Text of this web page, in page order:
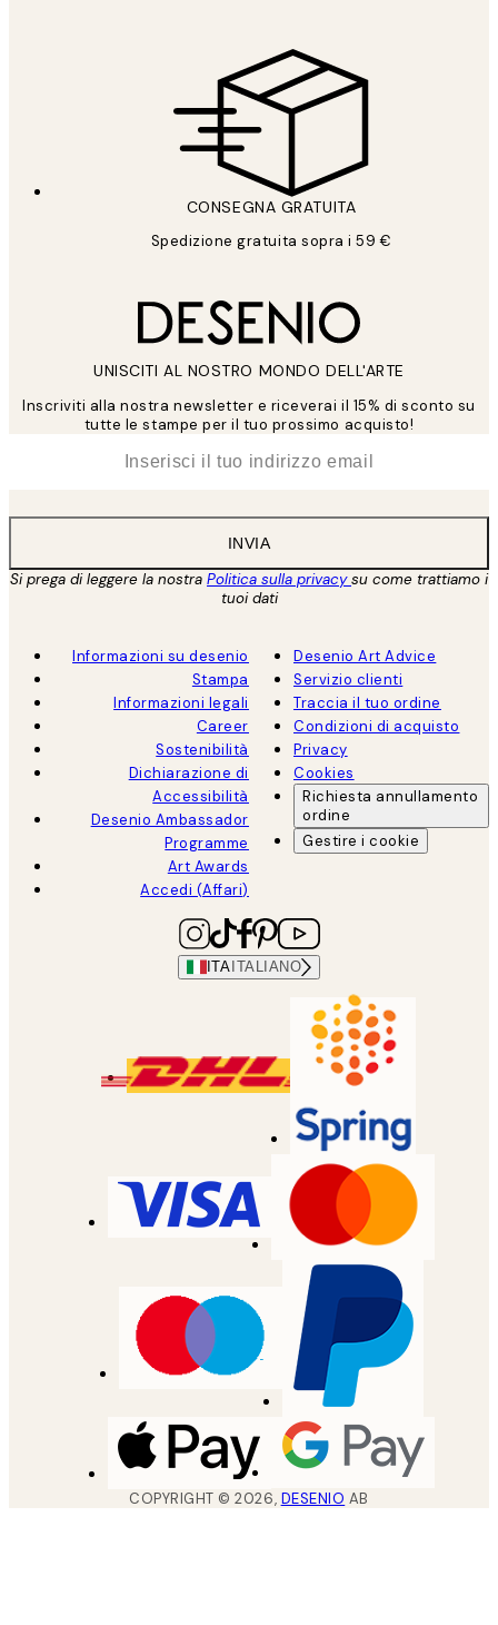
CONSEGNA GRATUITA
Spedizione gratuita sopra i 59 €
UNISCITI AL NOSTRO MONDO DELL'ARTE
Inscriviti alla nostra newsletter e riceverai il 15% di sconto su
tutte le stampe per il tuo prossimo acquisto!
INVIA
Si prega di leggere la nostra Politica sulla privacysu come trattiamo i
tuoi dati
Informazioni su desenio
Stampa
Informazioni legali
Career
Sostenibilità
Dichiarazione di
Accessibilità
Desenio Ambassador
Programme
Art Awards
Accedi (Affari)
Desenio Art Advice
Servizio clienti
Traccia il tuo ordine
Condizioni di acquisto
Privacy
Cookies
Richiesta annullamento
ordine
Gestire i cookie
ITA ITALIANO
COPYRIGHT ©2026, DESENIO AB